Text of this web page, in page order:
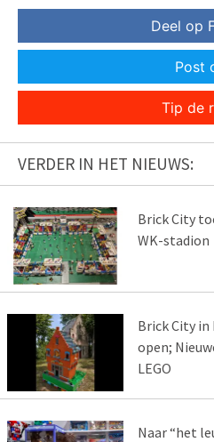
Deel op
Post
Tip de
VERDER IN HET NIEUWS:
Brick City
WK-stadion
Brick City
open;
LEGO
Naar “het